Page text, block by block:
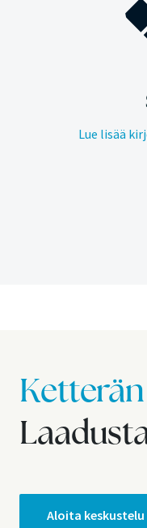
Lue lisää
Aloita keskustelu